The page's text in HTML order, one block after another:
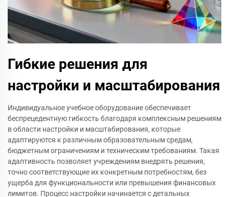
Гибкие решения для
настройки и масштабирования
Индивидуальное учебное оборудование обеспечивает
беспрецедентную гибкость благодаря комплексным решениям
в области настройки и масштабирования, которые
адаптируются к различным образовательным средам,
бюджетным ограничениям и техническим требованиям. Такая
адаптивность позволяет учреждениям внедрять решения,
точно соответствующие их конкретным потребностям, без
ущерба для функциональности или превышения финансовых
лимитов. Процесс настройки начинается с детальных